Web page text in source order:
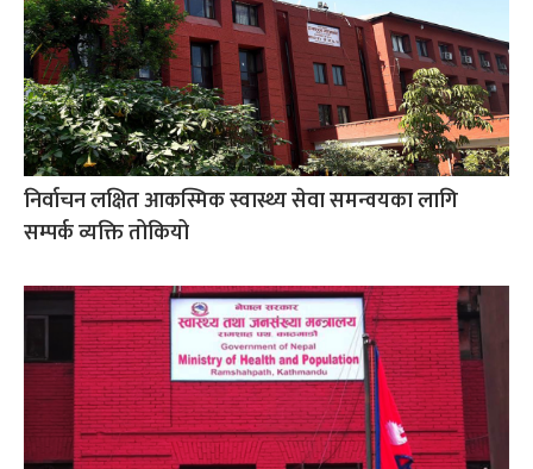
निर्वाचन लक्षित आकस्मिक स्वास्थ्य सेवा समन्वयका लागि
सम्पर्क व्यक्ति तोकियो